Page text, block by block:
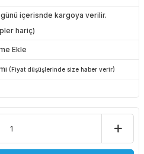
günü içerisnde kargoya verilir.
hariç)
Ekle
(Fiyat düşüşlerinde size haber verir)